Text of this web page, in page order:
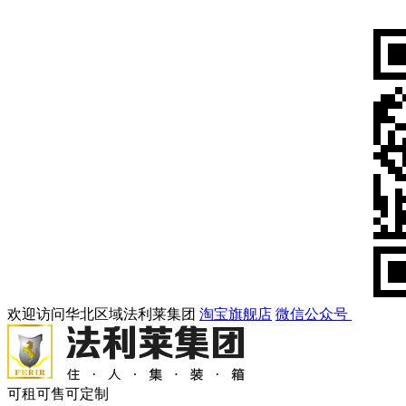
欢迎访问华北区域法利莱集团 淘宝旗舰店 微信公众号
可租可售可定制